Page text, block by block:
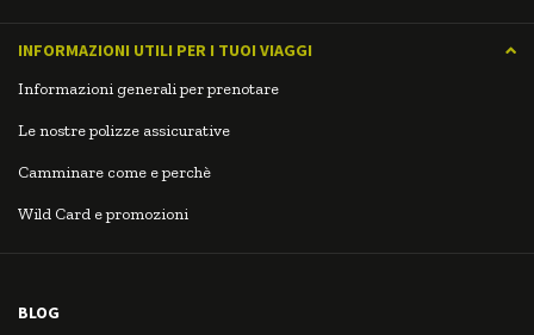
INFORMAZIONI UTILI PER I TUOI VIAGGI
Informazioni generali per prenotare
Le nostre polizze assicurative
Camminare come e perchè
Wild Card e promozioni
BLOG